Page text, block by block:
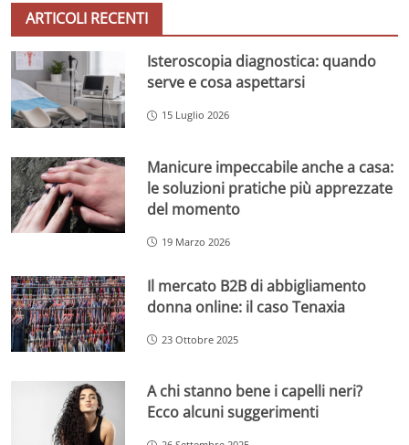
ARTICOLI RECENTI
Isteroscopia diagnostica: quando
serve e cosa aspettarsi
15 Luglio 2026
Manicure impeccabile anche a casa:
le soluzioni pratiche più apprezzate
del momento
19 Marzo 2026
Il mercato B2B di abbigliamento
donna online: il caso Tenaxia
23 Ottobre 2025
A chi stanno bene i capelli neri?
Ecco alcuni suggerimenti